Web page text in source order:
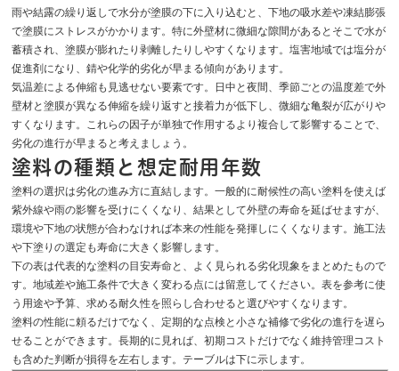
雨や結露の繰り返しで水分が塗膜の下に入り込むと、下地の吸水差や凍結膨張
で塗膜にストレスがかかります。特に外壁材に微細な隙間があるとそこで水が
蓄積され、塗膜が膨れたり剥離したりしやすくなります。塩害地域では塩分が
促進剤になり、錆や化学的劣化が早まる傾向があります。
気温差による伸縮も見逃せない要素です。日中と夜間、季節ごとの温度差で外
壁材と塗膜が異なる伸縮を繰り返すと接着力が低下し、微細な亀裂が広がりや
すくなります。これらの因子が単独で作用するより複合して影響することで、
劣化の進行が早まると考えましょう。
塗料の種類と想定耐用年数
塗料の選択は劣化の進み方に直結します。一般的に耐候性の高い塗料を使えば
紫外線や雨の影響を受けにくくなり、結果として外壁の寿命を延ばせますが、
環境や下地の状態が合わなければ本来の性能を発揮しにくくなります。施工法
や下塗りの選定も寿命に大きく影響します。
下の表は代表的な塗料の目安寿命と、よく見られる劣化現象をまとめたもので
す。地域差や施工条件で大きく変わる点には留意してください。表を参考に使
う用途や予算、求める耐久性を照らし合わせると選びやすくなります。
塗料の性能に頼るだけでなく、定期的な点検と小さな補修で劣化の進行を遅ら
せることができます。長期的に見れば、初期コストだけでなく維持管理コスト
も含めた判断が損得を左右します。テーブルは下に示します。